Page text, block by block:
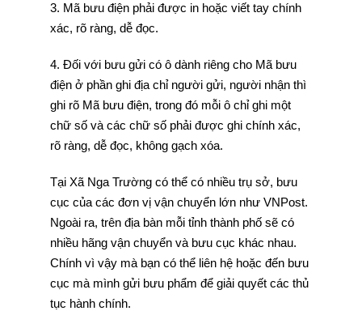
3. Mã bưu điện phải được in hoặc viết tay chính
xác, rõ ràng, dễ đọc.
4. Đối với bưu gửi có ô dành riêng cho Mã bưu
điện ở phần ghi địa chỉ người gửi, người nhận thì
ghi rõ Mã bưu điện, trong đó mỗi ô chỉ ghi một
chữ số và các chữ số phải được ghi chính xác,
rõ ràng, dễ đọc, không gạch xóa.
Tại Xã Nga Trường có thể có nhiều trụ sở, bưu
cục của các đơn vị vận chuyển lớn như VNPost.
Ngoài ra, trên địa bàn mỗi tỉnh thành phố sẽ có
nhiều hãng vận chuyển và bưu cục khác nhau.
Chính vì vậy mà bạn có thể liên hệ hoặc đến bưu
cục mà mình gửi bưu phẩm để giải quyết các thủ
tục hành chính.